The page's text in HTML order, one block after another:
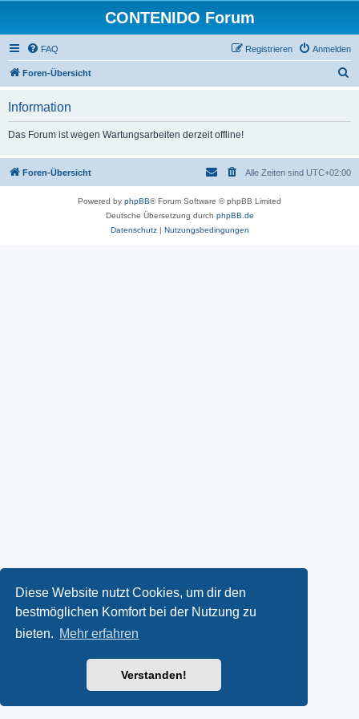
Diese Website nutzt Cookies, um dir den
bestmöglichen Komfort bei der Nutzung zu
bieten. Mehr erfahren
Verstanden!
CONTENIDO Forum
FAQ Anmelden
Registrieren
Foren-Übersicht
Information
Das Forum ist wegen Wartungsarbeiten derzeit offline!
Foren-Übersicht Alle Zeiten sind UTC+02:00
Powered by phpBB® Forum Software © phpBB Limited
Deutsche Übersetzung durch phpBB.de
Datenschutz| Nutzungsbedingungen